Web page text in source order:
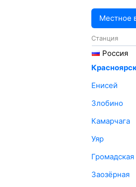
Местное
Станция
Россия
Енисей
Злобино
Камарчага
Уяр
Громадская
Заозёрная